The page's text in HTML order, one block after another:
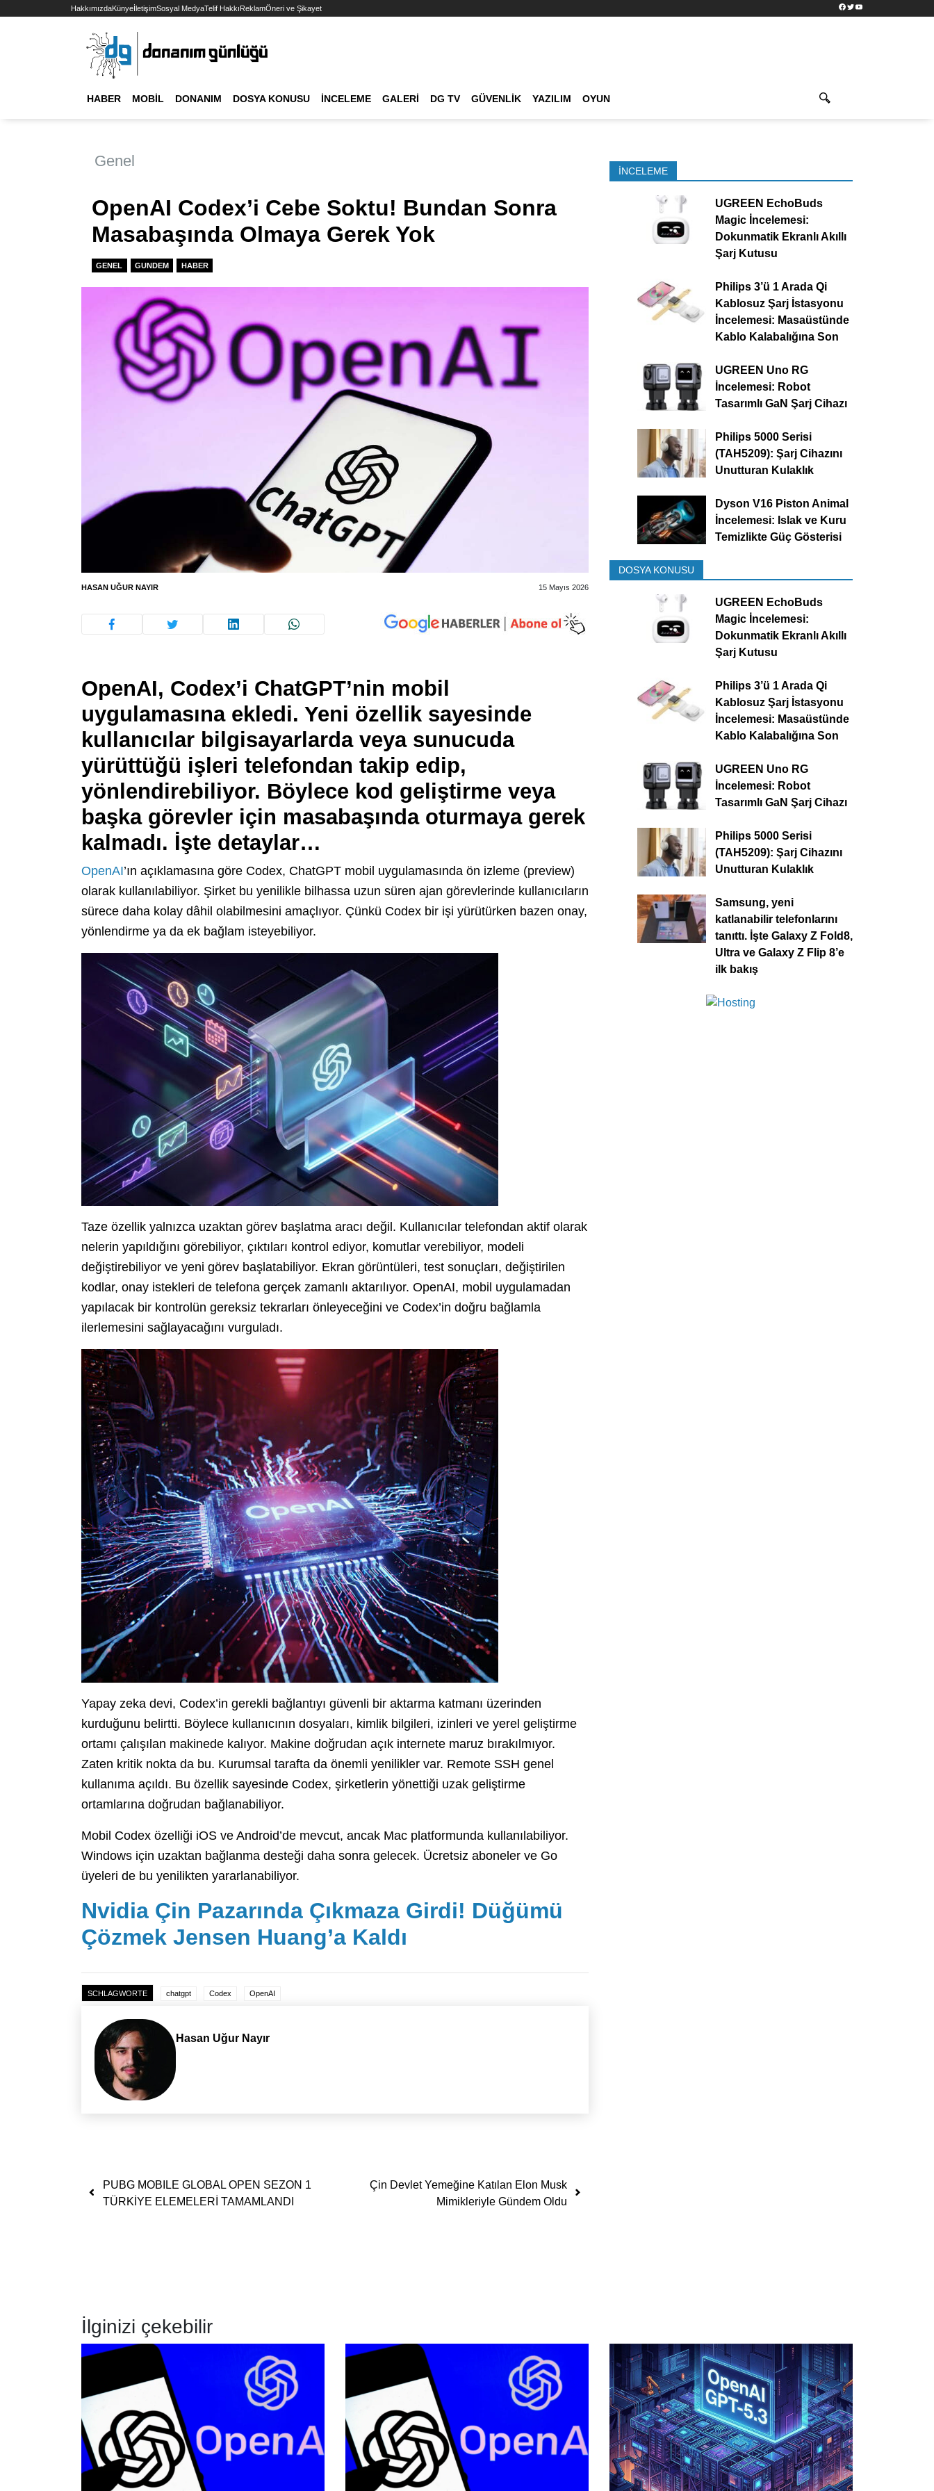
HakkımızdaKünyeİletişimSosyal MedyaTelif HakkıReklamÖneri ve Şikayet Facebook
TwitterYouTube
HABER MOBIL DONANIM DOSYA KONUSU İNCELEME GALERI DG TV GÜVENLIK YAZILIM OYUN
Genel
OpenAI Codex’i Cebe Soktu! Bundan Sonra
Masabaşında Olmaya Gerek Yok
GENEL GUNDEM HABER
HASAN UĞUR NAYIR 15 Mayıs 2026
OpenAI, Codex’i ChatGPT’nin mobil
uygulamasına ekledi. Yeni özellik sayesinde
kullanıcılar bilgisayarlarda veya sunucuda
yürüttüğü işleri telefondan takip edip,
yönlendirebiliyor. Böylece kod geliştirme veya
başka görevler için masabaşında oturmaya gerek
kalmadı. İşte detaylar…
OpenAI’ın açıklamasına göre Codex, ChatGPT mobil uygulamasında ön izleme (preview)
olarak kullanılabiliyor. Şirket bu yenilikle bilhassa uzun süren ajan görevlerinde kullanıcıların
sürece daha kolay dâhil olabilmesini amaçlıyor. Çünkü Codex bir işi yürütürken bazen onay,
yönlendirme ya da ek bağlam isteyebiliyor.
Taze özellik yalnızca uzaktan görev başlatma aracı değil. Kullanıcılar telefondan aktif olarak
nelerin yapıldığını görebiliyor, çıktıları kontrol ediyor, komutlar verebiliyor, modeli
değiştirebiliyor ve yeni görev başlatabiliyor. Ekran görüntüleri, test sonuçları, değiştirilen
kodlar, onay istekleri de telefona gerçek zamanlı aktarılıyor. OpenAI, mobil uygulamadan
yapılacak bir kontrolün gereksiz tekrarları önleyeceğini ve Codex’in doğru bağlamla
ilerlemesini sağlayacağını vurguladı.
Yapay zeka devi, Codex’in gerekli bağlantıyı güvenli bir aktarma katmanı üzerinden
kurduğunu belirtti. Böylece kullanıcının dosyaları, kimlik bilgileri, izinleri ve yerel geliştirme
ortamı çalışılan makinede kalıyor. Makine doğrudan açık internete maruz bırakılmıyor.
Zaten kritik nokta da bu. Kurumsal tarafta da önemli yenilikler var. Remote SSH genel
kullanıma açıldı. Bu özellik sayesinde Codex, şirketlerin yönettiği uzak geliştirme
ortamlarına doğrudan bağlanabiliyor.
Mobil Codex özelliği iOS ve Android’de mevcut, ancak Mac platformunda kullanılabiliyor.
Windows için uzaktan bağlanma desteği daha sonra gelecek. Ücretsiz aboneler ve Go
üyeleri de bu yenilikten yararlanabiliyor.
Nvidia Çin Pazarında Çıkmaza Girdi! Düğümü
Çözmek Jensen Huang’a Kaldı
SCHLAGWORTE chatgpt Codex OpenAI
Hasan Uğur Nayır
Yazı dolaşımı
PUBG MOBILE GLOBAL OPEN SEZON 1
TÜRKİYE ELEMELERİ TAMAMLANDI
Çin Devlet Yemeğine Katılan Elon Musk
Mimikleriyle Gündem Oldu
İNCELEME
UGREEN EchoBuds
Magic İncelemesi:
Dokunmatik Ekranlı Akıllı
Şarj Kutusu
Philips 3’ü 1 Arada Qi
Kablosuz Şarj İstasyonu
İncelemesi: Masaüstünde
Kablo Kalabalığına Son
UGREEN Uno RG
İncelemesi: Robot
Tasarımlı GaN Şarj Cihazı
Philips 5000 Serisi
(TAH5209): Şarj Cihazını
Unutturan Kulaklık
Dyson V16 Piston Animal
İncelemesi: Islak ve Kuru
Temizlikte Güç Gösterisi
DOSYA KONUSU
UGREEN EchoBuds
Magic İncelemesi:
Dokunmatik Ekranlı Akıllı
Şarj Kutusu
Philips 3’ü 1 Arada Qi
Kablosuz Şarj İstasyonu
İncelemesi: Masaüstünde
Kablo Kalabalığına Son
UGREEN Uno RG
İncelemesi: Robot
Tasarımlı GaN Şarj Cihazı
Philips 5000 Serisi
(TAH5209): Şarj Cihazını
Unutturan Kulaklık
Samsung, yeni
katlanabilir telefonlarını
tanıttı. İşte Galaxy Z Fold8,
Ultra ve Galaxy Z Flip 8’e
ilk bakış
İlginizi çekebilir